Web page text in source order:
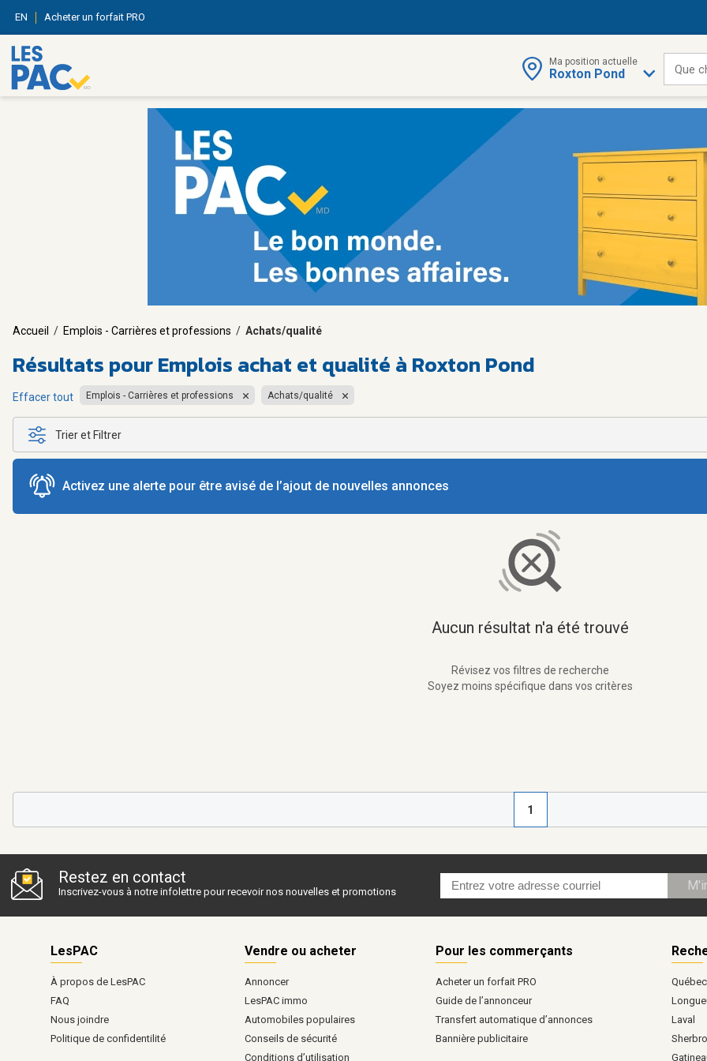
EN Acheter un forfait PRO
Ma position actuelle
Roxton Pond Que
Accueil / Emplois - Carrières et professions / Achats/qualité
Résultats pourEmplois achat et qualité à Roxton Pond
Effacer tout Emplois - Carrières et professions Achats/qualité
Trier et Filtrer
Activez une alerte pour être avisé de l’ajout de nouvelles annonces
Aucun résultat n'a été trouvé
Révisez vos filtres de recherche
Soyez moins spécifique dans vos critères
1
Restez en contact
Inscrivez-vous à notre infolettre pour recevoir nos nouvelles et promotions
LesPAC
À propos de LesPAC
FAQ
Nous joindre
Politique de confidentilité
Vendre ou acheter
Annoncer
LesPAC immo
Automobiles populaires
Conseils de sécurité
Conditions d’utilisation
Pour les commerçants
Acheter un forfait PRO
Guide de l’annonceur
Transfert automatique d’annonces
Bannière publicitaire
Québec
Laval